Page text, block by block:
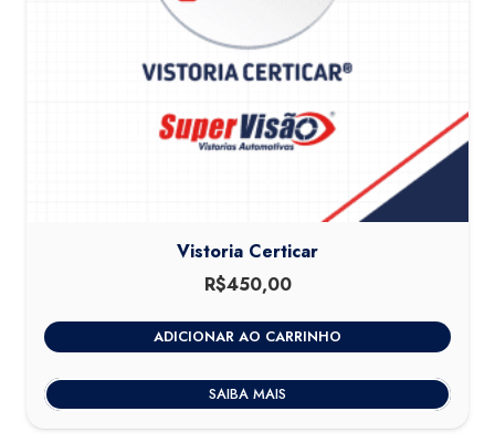
Vistoria Certicar
R$450,00
ADICIONAR AO CARRINHO
SAIBA MAIS